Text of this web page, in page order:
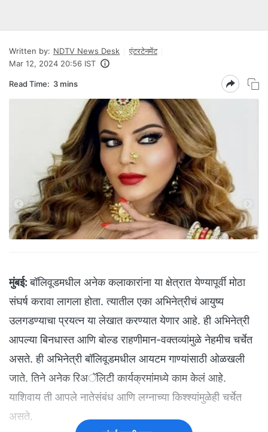
Written by: NDTV News Desk
एंटरटेनमेंट
Mar 12, 2024 20:56 IST
Read Time: 3 mins
मुंबई: बॉलिवूडमधील अनेक कलाकारांना या क्षेत्रात येण्यापूर्वी मोठा
संघर्ष करावा लागला होता. त्यातील एका अभिनेत्रीचं आयुष्य
उलगडण्याचा प्रयत्न या लेखात करण्यात येणार आहे. ही अभिनेत्री
आपल्या बिनधास्त आणि बोल्ड राहणीमान-वक्तव्यांमुळे नेहमीच चर्चेत
असते. ही अभिनेत्री बॉलिवूडमधील आयटम गाण्यांसाठी ओळखली
जाते. तिने अनेक रिअॅलिटी कार्यक्रमांमध्ये काम केलं आहे.
याशिवाय ती आपले नातेसंबंध आणि लग्नाच्या किश्श्यांमुळेही चर्चेत
असते.